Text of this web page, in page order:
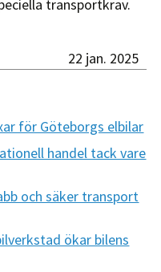
transportkrav.
22 jan. 2025
för Göteborgs elbilar
handel tack vare
och säker transport
ökar bilens